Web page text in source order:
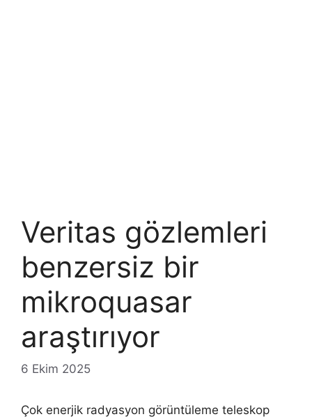
Veritas gözlemleri
benzersiz bir
mikroquasar
araştırıyor
6 Ekim 2025
Çok enerjik radyasyon görüntüleme teleskop